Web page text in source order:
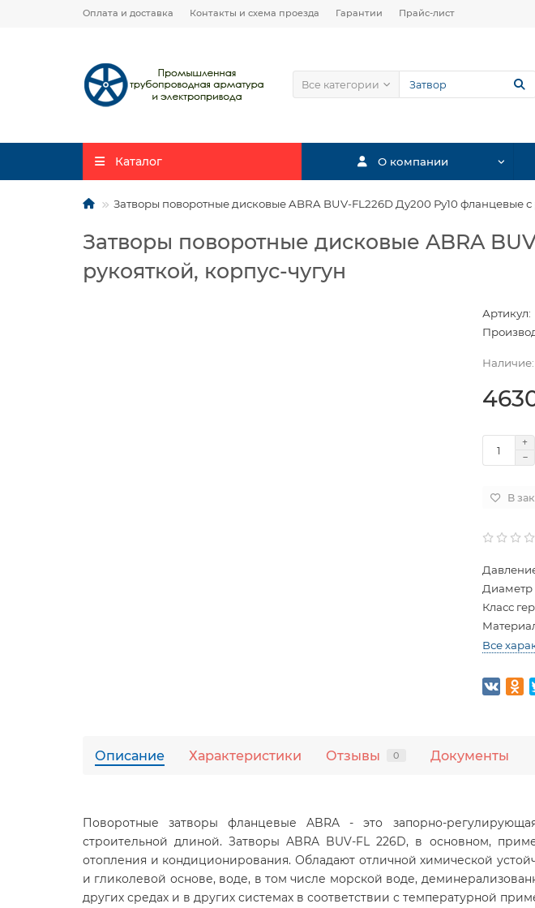
Оплата и доставка Контакты и схема проезда Гарантии Прайс-лист
Все категории
Каталог О компании
Затворы поворотные дисковые ABRA BUV-FL226D Ду200 Ру10 фланцевые с
Затворы поворотные дисковые ABRA
рукояткой, корпус-чугун
Артикул:
В
Диаметр
Класс
Все
Описание Характеристики Отзывы 0 Документы
Поворотные затворы фланцевые ABRA - это запорно-
строительной длиной. Затворы ABRA BUV-FL 226D, в основном,
отопления и кондиционирования. Обладают отличной химической
и гликолевой основе, воде, в том числе морской воде,
других средах и в других системах в соответствии с температурной